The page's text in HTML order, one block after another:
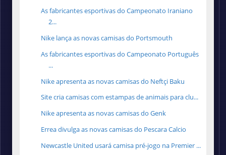
As fabricantes esportivas do Campeonato Iraniano
2...
Nike lança as novas camisas do Portsmouth
As fabricantes esportivas do Campeonato Português
...
Nike apresenta as novas camisas do Neftçi Baku
Site cria camisas com estampas de animais para clu...
Nike apresenta as novas camisas do Genk
Errea divulga as novas camisas do Pescara Calcio
Newcastle United usará camisa pré-jogo na Premier ...